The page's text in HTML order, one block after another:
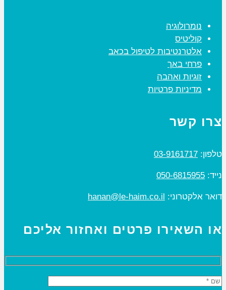
נומרולוגיה
קוליטיס
אלטרנטיבות לטיפול בכאב
פרחי באך
זוגיות ואהבה
מדיניות פרטיות
צרו קשר
טלפון: 03-9161717
נייד: 050-6815955
דואר אלקטרוני: hanan@le-haim.co.il
או השאירו פרטים ואחזור אליכם